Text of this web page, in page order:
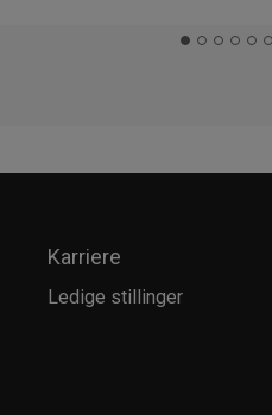
Karriere
Ledige stillinger